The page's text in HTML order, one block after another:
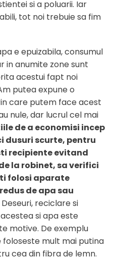
si a poluarii. Iar
tot noi trebuie sa fim
e epuizabila, consumul
in anumite zone sunt
acestui fapt noi
putea expune o
care putem face acest
nule, dar lucrul cel mai
de a economisi incep
dusuri scurte, pentru
recipiente evitand
la robinet, sa verifici
folosi aparate
de apa sau
Deseuri, reciclare si
si apa este
motive. De exemplu
mult mai putina
cea din fibra de lemn.